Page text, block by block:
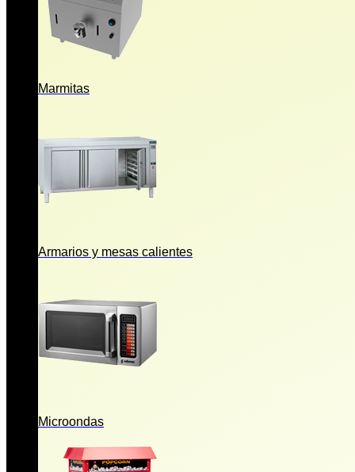
Marmitas
Armarios y mesas calientes
Microondas